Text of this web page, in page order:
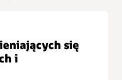
się
i